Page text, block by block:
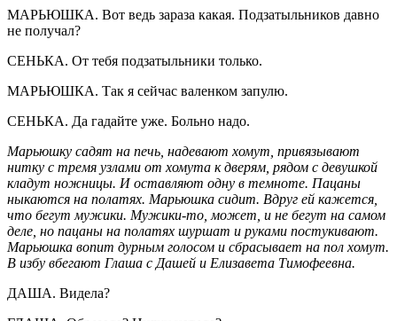
МАРЬЮШКА. Вот ведь зараза какая. Подзатыльников давно
не получал?
CЕНЬКА. От тебя подзатыльники только.
МАРЬЮШКА. Так я сейчас валенком запулю.
CЕНЬКА. Да гадайте уже. Больно надо.
Марьюшку садят на печь, надевают хомут, привязывают
нитку с тремя узлами от хомута к дверям, рядом с девушкой
кладут ножницы. И оставляют одну в темноте. Пацаны
ныкаются на полатях. Марьюшка сидит. Вдруг ей кажется,
что бегут мужики. Мужики-то, может, и не бегут на самом
деле, но пацаны на полатях шуршат и руками постукивают.
Марьюшка вопит дурным голосом и сбрасывает на пол хомут.
В избу вбегают Глаша с Дашей и Елизавета Тимофеевна.
ДАША. Видела?